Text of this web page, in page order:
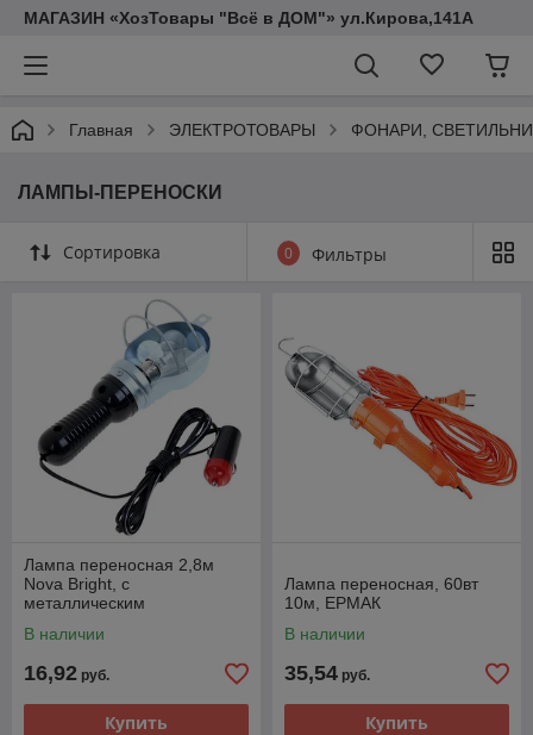
МАГАЗИН «ХозТовары "Всё в ДОМ"» ул.Кирова,141А
Главная ЭЛЕКТРОТОВАРЫ ФОНАРИ,
ЛАМПЫ-ПЕРЕНОСКИ
Сортировка 0 Фильтры
Лампа переносная 2,8м
Nova Bright, с
металлическим
прикуривателя
В наличии
16,92 руб.
Купить
Лампа переносная, 60вт
10м, ЕРМАК
В наличии
35,54 руб.
Купить